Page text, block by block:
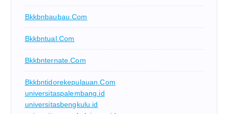
Bkkbnbaubau.com
Bkkbntual.com
Bkkbnternate.com
Bkkbntidorekepulauan.com
universitaspalembang.id
universitasbengkulu.id